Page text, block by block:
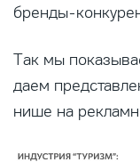
бренды-
Так мы
даем
нише на